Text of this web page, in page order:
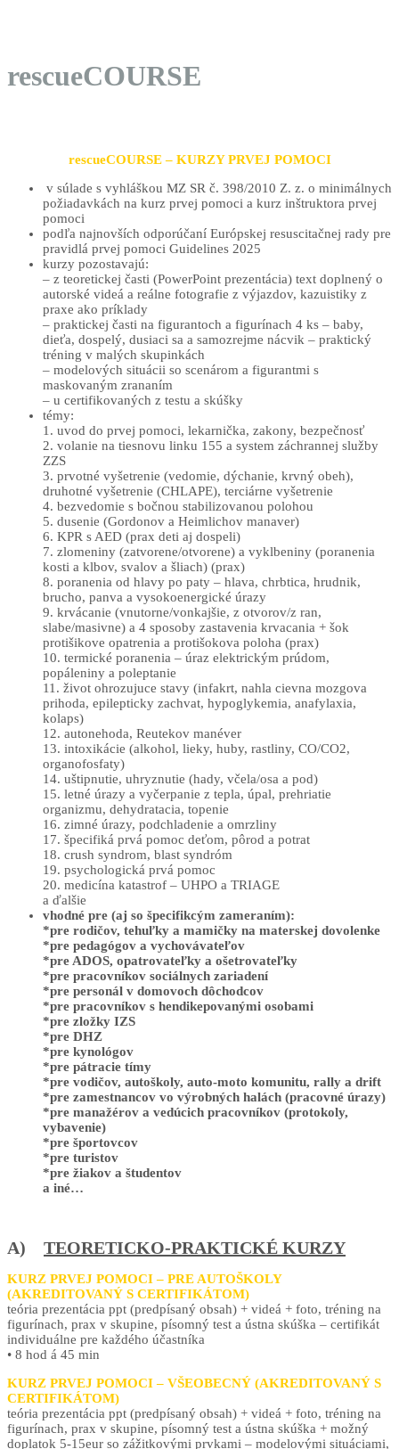
rescueCOURSE
rescueCOURSE – KURZY PRVEJ POMOCI
v súlade s vyhláškou MZ SR č. 398/2010 Z. z. o minimálnych
požiadavkách na kurz prvej pomoci a kurz inštruktora prvej
pomoci
podľa najnovších odporúčaní Európskej resuscitačnej rady pre
pravidlá prvej pomoci Guidelines 2025
kurzy pozostavajú:
– z teoretickej časti (PowerPoint prezentácia) text doplnený o
autorské videá a reálne fotografie z výjazdov, kazuistiky z
praxe ako príklady
– praktickej časti na figurantoch a figurínach 4 ks – baby,
dieťa, dospelý, dusiaci sa a samozrejme nácvik – praktický
tréning v malých skupinkách
– modelových situácii so scenárom a figurantmi s
maskovaným zrananím
– u certifikovaných z testu a skúšky
témy:
1. uvod do prvej pomoci, lekarnička, zakony, bezpečnosť
2. volanie na tiesnovu linku 155 a system záchrannej služby
ZZS
3. prvotné vyšetrenie (vedomie, dýchanie, krvný obeh),
druhotné vyšetrenie (CHLAPE), terciárne vyšetrenie
4. bezvedomie s bočnou stabilizovanou polohou
5. dusenie (Gordonov a Heimlichov manaver)
6. KPR s AED (prax deti aj dospeli)
7. zlomeniny (zatvorene/otvorene) a vyklbeniny (poranenia
kosti a klbov, svalov a šliach) (prax)
8. poranenia od hlavy po paty – hlava, chrbtica, hrudnik,
brucho, panva a vysokoenergické úrazy
9. krvácanie (vnutorne/vonkajšie, z otvorov/z ran,
slabe/masivne) a 4 sposoby zastavenia krvacania + šok
protišikove opatrenia a protišokova poloha (prax)
10. termické poranenia – úraz elektrickým prúdom,
popáleniny a poleptanie
11. život ohrozujuce stavy (infakrt, nahla cievna mozgova
prihoda, epilepticky zachvat, hypoglykemia, anafylaxia,
kolaps)
12. autonehoda, Reutekov manéver
13. intoxikácie (alkohol, lieky, huby, rastliny, CO/CO2,
organofosfaty)
14. uštipnutie, uhryznutie (hady, včela/osa a pod)
15. letné úrazy a vyčerpanie z tepla, úpal, prehriatie
organizmu, dehydratacia, topenie
16. zimné úrazy, podchladenie a omrzliny
17. špecifiká prvá pomoc deťom, pôrod a potrat
18. crush syndrom, blast syndróm
19. psychologická prvá pomoc
20. medicína katastrof – UHPO a TRIAGE
a ďalšie
vhodné pre (aj so špecifikcým zameraním):
*pre rodičov, tehuľky a mamičky na materskej dovolenke
*pre pedagógov a vychovávateľov
*pre ADOS, opatrovateľky a ošetrovateľky
*pre pracovníkov sociálnych zariadení
*pre personál v domovoch dôchodcov
*pre pracovníkov s hendikepovanými osobami
*pre zložky IZS
*pre DHZ
*pre kynológov
*pre pátracie tímy
*pre vodičov, autoškoly, auto-moto komunitu, rally a drift
*pre zamestnancov vo výrobných halách (pracovné úrazy)
*pre manažérov a vedúcich pracovníkov (protokoly,
vybavenie)
*pre športovcov
*pre turistov
*pre žiakov a študentov
a iné…
A) TEORETICKO-PRAKTICKÉ KURZY
KURZ PRVEJ POMOCI – PRE AUTOŠKOLY
(AKREDITOVANÝ S CERTIFIKÁTOM)
teória prezentácia ppt (predpísaný obsah) + videá + foto, tréning na
figurínach, prax v skupine, písomný test a ústna skúška – certifikát
individuálne pre každého účastníka
• 8 hod á 45 min
KURZ PRVEJ POMOCI – VŠEOBECNÝ (AKREDITOVANÝ S
CERTIFIKÁTOM)
teória prezentácia ppt (predpísaný obsah) + videá + foto, tréning na
figurínach, prax v skupine, písomný test a ústna skúška + možný
doplatok 5-15eur so zážitkovými prvkami – modelovými situáciami,